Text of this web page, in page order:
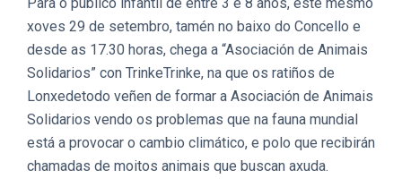
xoves 29 de setembro, tamén no baixo do Concello e
desde as 17.30 horas, chega a “Asociación de Animais
Solidarios” con TrinkeTrinke, na que os ratiños de
Lonxedetodo veñen de formar a Asociación de Animais
Solidarios vendo os problemas que na fauna mundial
está a provocar o cambio climático, e polo que recibirán
chamadas de moitos animais que buscan axuda.